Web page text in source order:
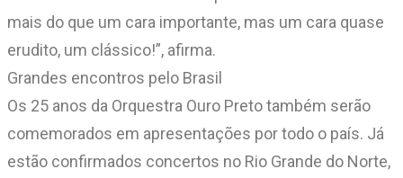
mais do que um cara importante, mas um cara quase
erudito, um clássico!”, afirma.
Grandes encontros pelo Brasil
Os 25 anos da Orquestra Ouro Preto também serão
comemorados em apresentações por todo o país. Já
estão confirmados concertos no Rio Grande do Norte,